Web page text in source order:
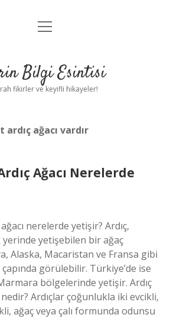
Anasayfa
Yasal Uyarı
menüyü
Bilgi Esintisi
fikirler ve keyifli hikayeler!
ardıç ağacı vardır
Ağacı Nerelerde
nerelerde yetişir? Ardıç,
yerinde yetişebilen bir ağaç
Alaska, Macaristan ve Fransa gibi
görülebilir. Türkiye’de ise
bölgelerinde yetişir. Ardıç
nedir? Ardıçlar çoğunlukla iki evcikli,
ağaç veya çalı formunda odunsu